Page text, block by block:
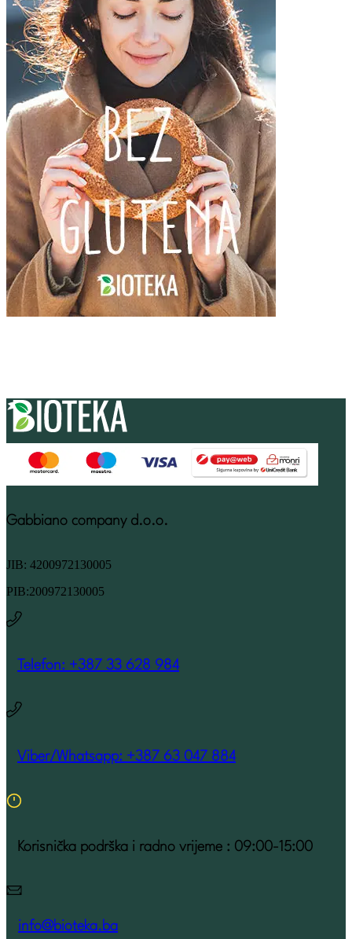
Gabbiano company d.o.o.
JIB: 4200972130005
PIB:200972130005
Telefon: +387 33 628 984
Viber/Whatsapp: +387 63 047 884
Korisnička podrška i radno vrijeme : 09:00-15:00
info@bioteka.ba